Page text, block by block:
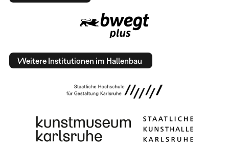
Weitere Institutionen im Hallenbau